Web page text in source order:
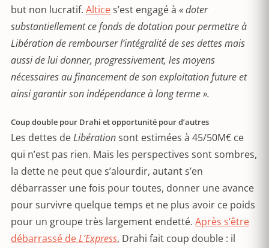
but non lucratif. Altices’est engagé à « doter
substantiellement ce fonds de dotation pour permettre à
Libération de rembourser l’intégralité de ses dettes mais
aussi de lui donner, progressivement, les moyens
nécessaires au financement de son exploitation future et
ainsi garantir son indépendance à long terme ».
Coup double pour Drahi et opportunité pour d’autres
Les dettes deLibérationsont estimées à 45/50M€ ce
qui n’est pas rien. Mais les perspectives sont sombres,
la dette ne peut que s’alourdir, autant s’en
débarrasser une fois pour toutes, donner une avance
pour survivre quelque temps et ne plus avoir ce poids
pour un groupe très largement endetté. Après s’être
débarrassé deL’Express, Drahi fait coup double : il